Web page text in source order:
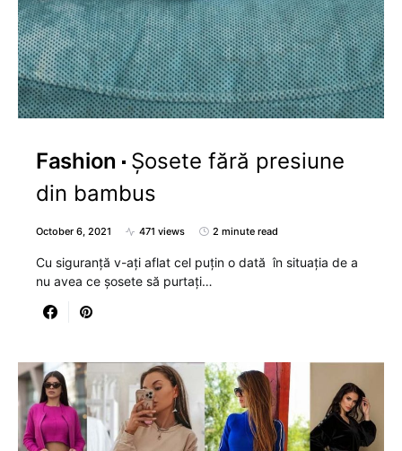
Fashion
Șosete fără presiune
din bambus
October 6, 2021 471 views 2 minute read
Cu siguranță v-ați aflat cel puțin o dată în situația de a
nu avea ce șosete să purtați…